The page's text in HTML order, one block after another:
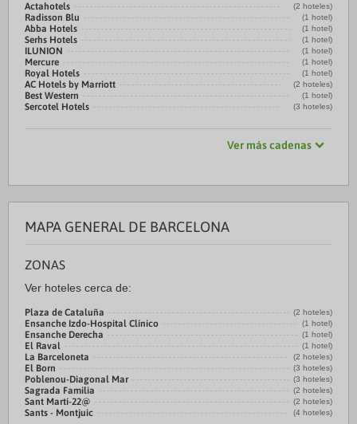
Actahotels (2 hoteles)
Radisson Blu (1 hotel)
Abba Hotels (1 hotel)
Serhs Hotels (1 hotel)
ILUNION (1 hotel)
Mercure (1 hotel)
Royal Hotels (1 hotel)
AC Hotels by Marriott (2 hoteles)
Best Western (1 hotel)
Sercotel Hotels (3 hoteles)
Ver más cadenas
MAPA GENERAL DE BARCELONA
ZONAS
Ver hoteles cerca de:
Plaza de Cataluña (2 hoteles)
Ensanche Izdo-Hospital Clínico (1 hotel)
Ensanche Derecha (1 hotel)
El Raval (1 hotel)
La Barceloneta (2 hoteles)
El Born (3 hoteles)
Poblenou-Diagonal Mar (3 hoteles)
Sagrada Familia (2 hoteles)
Sant Martí-22@ (2 hoteles)
Sants - Montjuic (4 hoteles)